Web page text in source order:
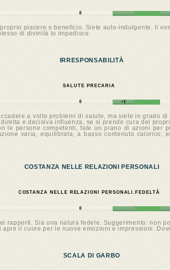
0
piacere o beneficio. Siete auto-indulgente. Il
di divinità lo impedisce.
IRRESPONSABILITÀ
SALUTE PRECARIA
0 +1
a volte problemi di salute, ma siete in grado
e decisiva influenza, se si prende cura del
le persone competenti, fate un piano di azioni per
varia, equilibrata, a basso contenuto calorico;
COSTANZA NELLE RELAZIONI PERSONALI
COSTANZA NELLE RELAZIONI PERSONALI.FEDELTÀ
0
rapporti. Sia una natura fedele. Suggerimento: non
il cuore per le nuove emozioni e impressioni.
SCALA DI GARBO